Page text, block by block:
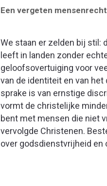
Een vergeten mensenrecht
We staan er zelden bij stil:
leeft in landen zonder
geloofsovertuiging voor
van de identiteit en van
sprake is van ernstige
vormt de christelijke
bent met mensen die niet
vervolgde Christenen.
over godsdienstvrijheid en